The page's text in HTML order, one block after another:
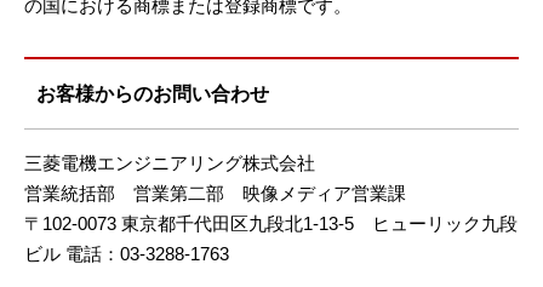
の国における商標または登録商標です。
お客様からのお問い合わせ
三菱電機エンジニアリング株式会社
営業統括部 営業第二部 映像メディア営業課
〒102-0073 東京都千代田区九段北1-13-5 ヒューリック九段
ビル 電話：03-3288-1763